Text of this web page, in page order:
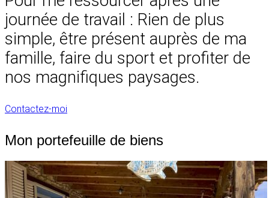
journée de travail : Rien de plus
simple, être présent auprès de ma
famille, faire du sport et profiter de
nos magnifiques paysages.
Contactez-moi
Mon portefeuille de biens